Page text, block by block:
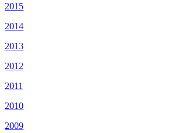
2015
2014
2013
2012
2011
2010
2009